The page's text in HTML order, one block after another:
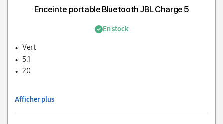
Enceinte portable Bluetooth JBL Charge 5
En stock
Vert
5.1
20
Afficher plus